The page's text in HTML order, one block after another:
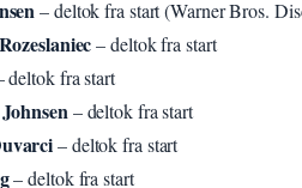
– deltok fra start (Warner Bros.
– deltok fra start
deltok fra start
– deltok fra start
– deltok fra start
– deltok fra start